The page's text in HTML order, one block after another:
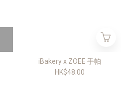
iBakery x ZOEE 手帕
HK$48.00